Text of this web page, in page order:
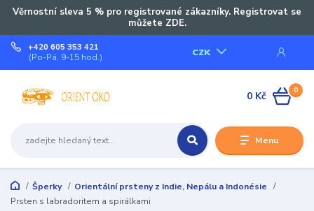
Věrnostní sleva 5 % pro registrované zákazníky. Registrovat se
můžete ZDE.
Menu
CZK
+420 605 353 421
(Po-Pá, 9-15 hod.)
0
0 Kč
Šperky
Orientální prsteny z Indie, Nepálu a Indonésie
Prsten s labradoritem a spirálkami